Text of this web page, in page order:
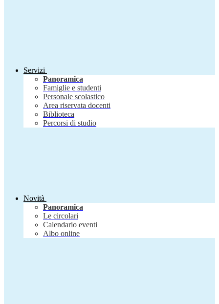
Servizi
Panoramica
Famiglie e studenti
Personale scolastico
Area riservata docenti
Biblioteca
Percorsi di studio
Novità
Panoramica
Le circolari
Calendario eventi
Albo online